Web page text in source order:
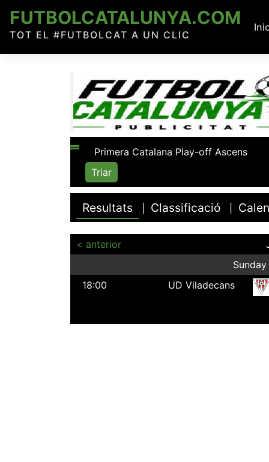
content
FUTBOLCATALUNYA.COM
TOT EL #FUTBOLCAT A UN CLIC
Resultats Classificació
< anterior
18:00
UD Viladecans